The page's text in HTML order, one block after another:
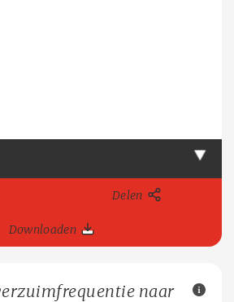
Delen
Downloaden
naar